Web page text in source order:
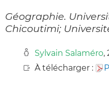
Géographie.
Chicoutimi;
Sylvain Salaméro,
À télécharger :